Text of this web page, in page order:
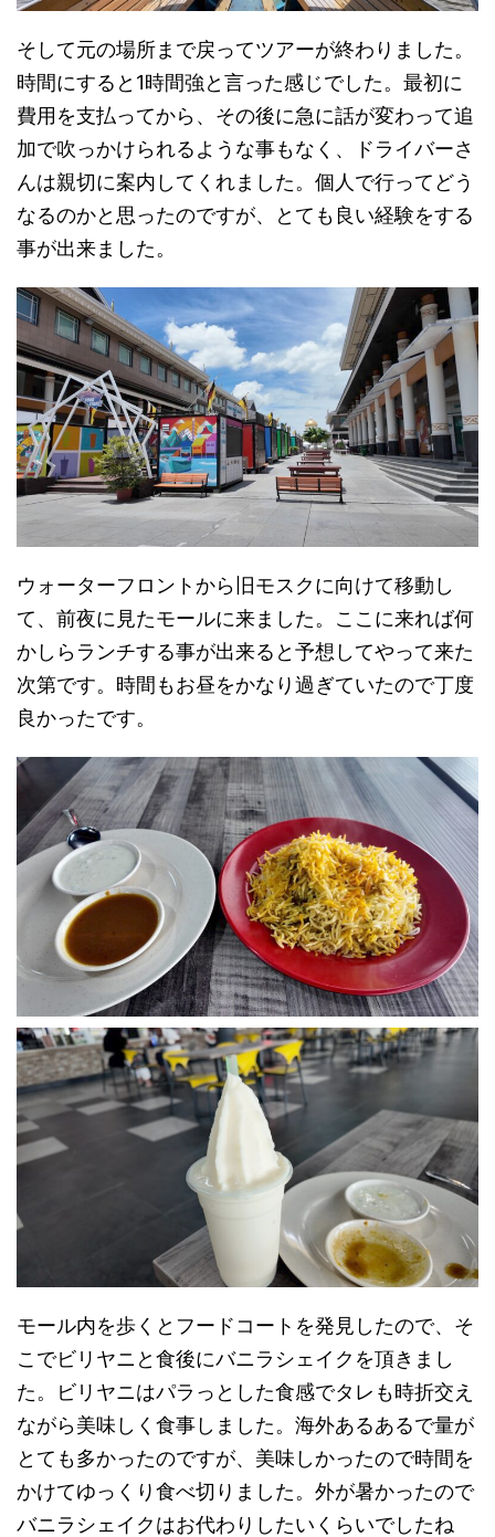
そして元の場所まで戻ってツアーが終わりました。
時間にすると1時間強と言った感じでした。最初に
費用を支払ってから、その後に急に話が変わって追
加で吹っかけられるような事もなく、ドライバーさ
んは親切に案内してくれました。個人で行ってどう
なるのかと思ったのですが、とても良い経験をする
事が出来ました。
ウォーターフロントから旧モスクに向けて移動し
て、前夜に見たモールに来ました。ここに来れば何
かしらランチする事が出来ると予想してやって来た
次第です。時間もお昼をかなり過ぎていたので丁度
良かったです。
モール内を歩くとフードコートを発見したので、そ
こでビリヤニと食後にバニラシェイクを頂きまし
た。ビリヤニはパラっとした食感でタレも時折交え
ながら美味しく食事しました。海外あるあるで量が
とても多かったのですが、美味しかったので時間を
かけてゆっくり食べ切りました。外が暑かったので
バニラシェイクはお代わりしたいくらいでしたね